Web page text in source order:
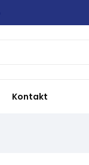
Kontakt